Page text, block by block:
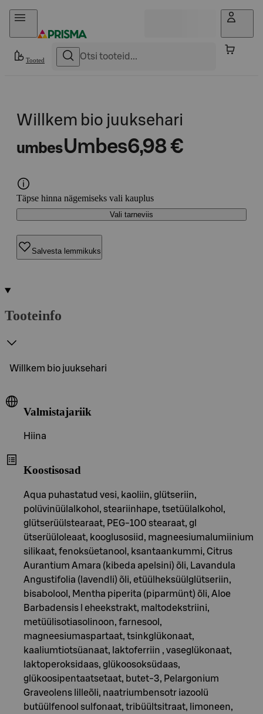
Otse sisu juurde
Tooted
Willkem bio juuksehari
umbesUmbes6,98 €
Täpse hinna nägemiseks vali kauplus
Vali tarneviis
Salvesta lemmikuks
Tooteinfo
Willkem bio juuksehari
Valmistajariik
Hiina
Koostisosad
Aqua puhastatud vesi, kaoliin, glütseriin,
polüvinüülalkohol, steariinhape, tsetüülalkohol,
glütserüülstearaat, PEG-100 stearaat, gl
ütserüüloleaat, kooglusosiid, magneesiumalumiinium
silikaat, fenoksüetanool, ksantaankummi, Citrus
Aurantium Amara (kibeda apelsini) õli, Lavandula
Angustifolia (lavendli) õli, etüülheksüülglütseriin,
bisabolool, Mentha piperita (piparmünt) õli, Aloe
Barbadensis l eheekstrakt, maltodekstriini,
metüülisotiasolinoon, farnesool,
magneesiumaspartaat, tsinkglükonaat,
kaaliumtiotsüanaat, laktoferriin , vaseglükonaat,
laktoperoksidaas, glükoosoksüdaas,
glükoosipentaatsetaat, butet-3, Pelargonium
Graveolens lilleõli, naatriumbensotr iazoolü
butüülfenool sulfonaat, tribüültsitraat, limoneen,